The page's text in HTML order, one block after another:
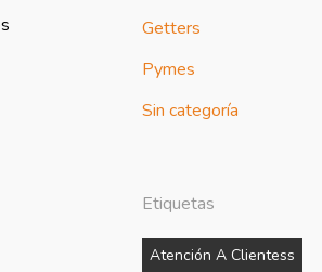
Getters
Pymes
Sin categoría
Etiquetas
Atención A Clientess